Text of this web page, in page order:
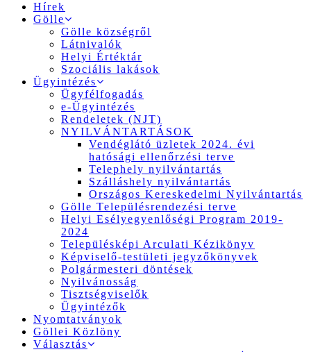
Hírek
Gölle
Gölle községről
Látnivalók
Helyi Értéktár
Szociális lakások
Ügyintézés
Ügyfélfogadás
e-Ügyintézés
Rendeletek (NJT)
NYILVÁNTARTÁSOK
Vendéglátó üzletek 2024. évi
hatósági ellenőrzési terve
Telephely nyilvántartás
Szálláshely nyilvántartás
Országos Kereskedelmi Nyilvántartás
Gölle Településrendezési terve
Helyi Esélyegyenlőségi Program 2019-
2024
Településképi Arculati Kézikönyv
Képviselő-testületi jegyzőkönyvek
Polgármesteri döntések
Nyilvánosság
Tisztségviselők
Ügyintézők
Nyomtatványok
Göllei Közlöny
Választás